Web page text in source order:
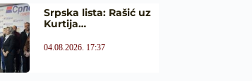
Srpska lista: Rašić uz
Kurtija…
04.08.2026. 17:37